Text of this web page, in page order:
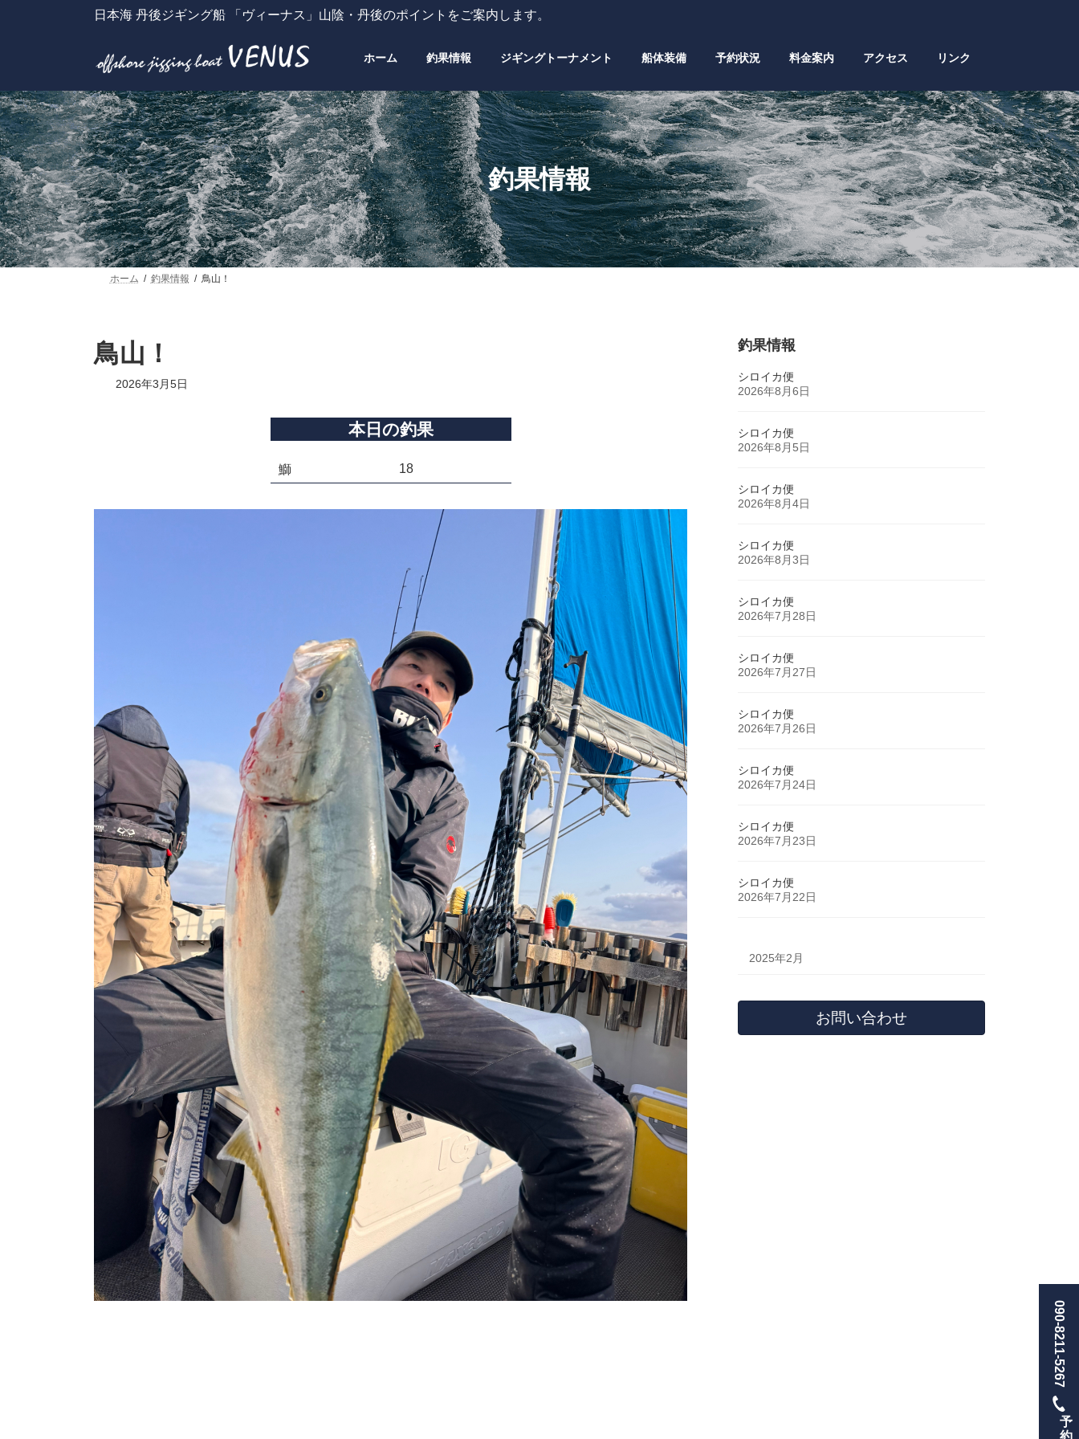
へ
ス
キ
ッ
プ
ョ
ン
に
移
動
日本海 丹後ジギング船 「ヴィーナス」山陰・丹後のポイントをご案内します。
ホーム 釣果情報 ジギングトーナメント 船体装備 予約状況 料金案内 アクセス リンク
釣果情報
ホーム 釣果情報 鳥山！
鳥山！
2026年3月5日
本日の釣果
鰤 18
釣果情報
シロイカ便
2026年8月6日
シロイカ便
2026年8月5日
シロイカ便
2026年8月4日
シロイカ便
2026年8月3日
シロイカ便
2026年7月28日
シロイカ便
2026年7月27日
シロイカ便
2026年7月26日
シロイカ便
2026年7月24日
シロイカ便
2026年7月23日
シロイカ便
2026年7月22日
2025年2月
お問い合わせ
090-8211-5267
予
約